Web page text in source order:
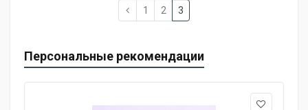
1 2 3
Персональные рекомендации